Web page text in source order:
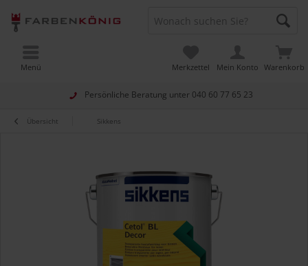
Persönliche Beratung unter 040 60 77 65 23
Warenkorb
Merkzettel Mein Konto
Menü
Übersicht Sikkens